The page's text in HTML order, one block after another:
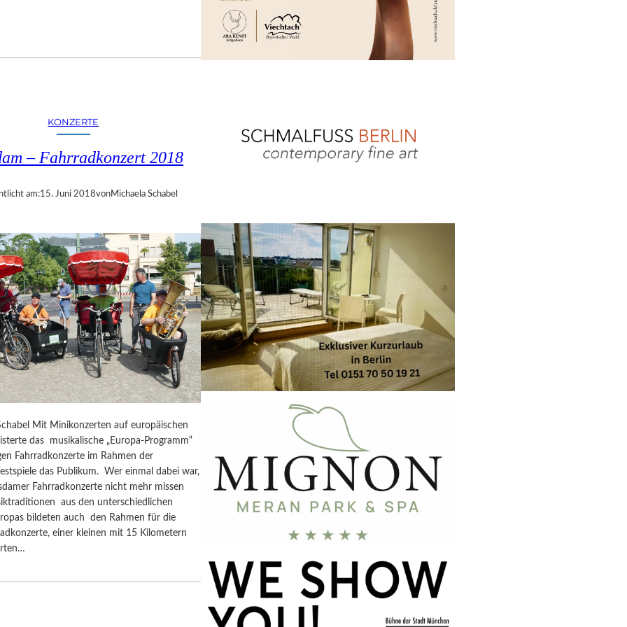
KONZERTE
– Fahrradkonzert 2018
am:15. Juni 2018vonMichaela Schabel
Mit Minikonzerten auf europäischen
das musikalische „Europa-Programm“
Fahrradkonzerte im Rahmen der
das Publikum. Wer einmal dabei war,
Fahrradkonzerte nicht mehr missen
aus den unterschiedlichen
bildeten auch den Rahmen für die
einer kleinen mit 15 Kilometern